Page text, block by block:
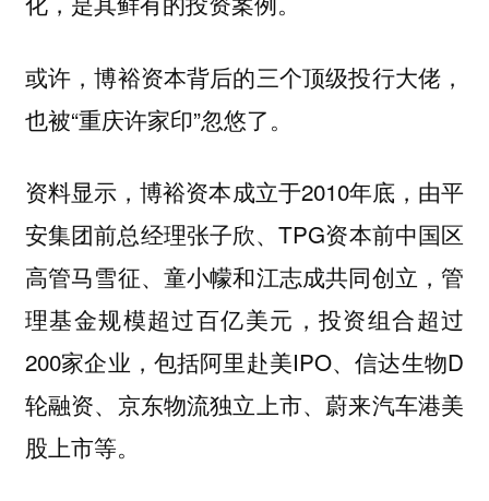
或许，博裕资本背后的三个顶级投行大佬，
也被“重庆许家印”忽悠了。
资料显示，博裕资本成立于2010年底，由平
安集团前总经理张子欣、TPG资本前中国区
高管马雪征、童小幪和江志成共同创立，管
理基金规模超过百亿美元，投资组合超过
200家企业，包括阿里赴美IPO、信达生物D
轮融资、京东物流独立上市、蔚来汽车港美
股上市等。